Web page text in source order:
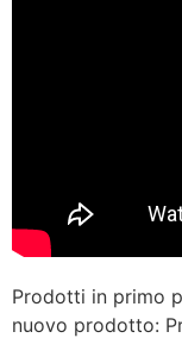
Prodotti in primo
nuovo prodotto: